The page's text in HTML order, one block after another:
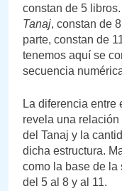
constan de 5
Tanaj, constan de
parte, constan de
tenemos aquí se
secuencia
La diferencia entre
revela una
del Tanaj y la
dicha estructura.
como la base de la
del 5 al 8 y al 11.